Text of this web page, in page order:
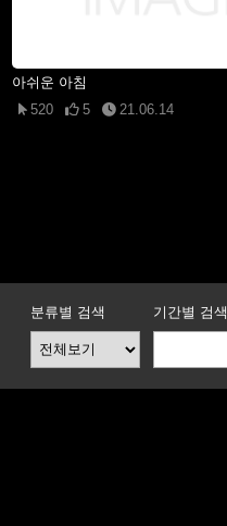
아쉬운 아침
520
5 21.06.14
분류별 검색 기간별 검색